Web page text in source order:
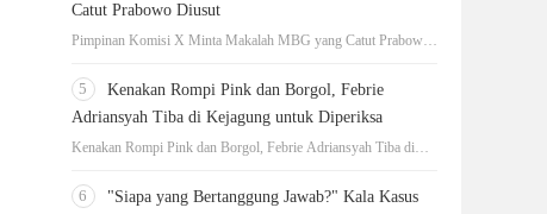
Catut Prabowo Diusut
Pimpinan Komisi X Minta Makalah MBG yang Catut Prabowo
5
Kenakan Rompi Pink dan Borgol, Febrie
Adriansyah Tiba di Kejagung untuk Diperiksa
Kenakan Rompi Pink dan Borgol, Febrie Adriansyah Tiba di
6
"Siapa yang Bertanggung Jawab?" Kala Kasus